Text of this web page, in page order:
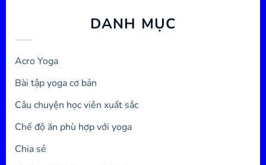
DANH MỤC
Acro Yoga
Bài tập yoga cơ bản
Câu chuyện học viên xuất sắc
Chế độ ăn phù hợp với yoga
Chia sẻ